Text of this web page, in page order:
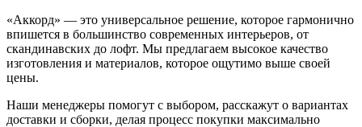
«Аккорд» — это универсальное решение, которое гармонично
впишется в большинство современных интерьеров, от
скандинавских до лофт. Мы предлагаем высокое качество
изготовления и материалов, которое ощутимо выше своей
цены.
Наши менеджеры помогут с выбором, расскажут о вариантах
доставки и сборки, делая процесс покупки максимально